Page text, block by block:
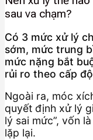
sau va chạm?
Có 3 mức xử lý
sớm, mức trung
mức nặng bắt
rủi ro theo cấp
Ngoài ra, móc
quyết định xử lý
lý sai mức”, vốn
lặp lại.